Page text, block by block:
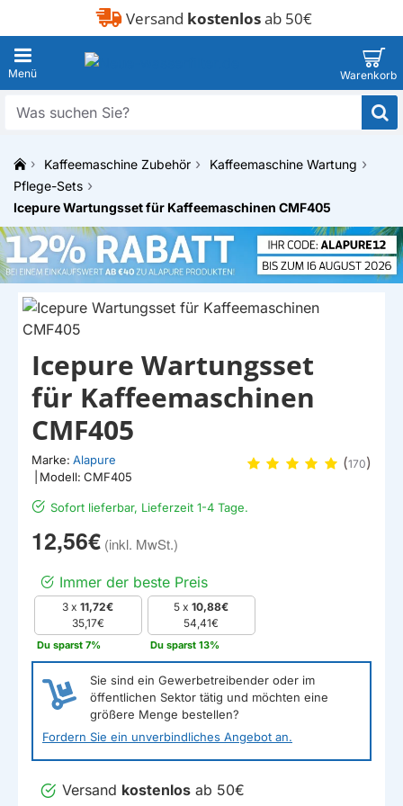
Versand kostenlosab 50€
Was
h
m
e
Kaffeemaschine Zubehör
Kaffeemaschine Wartung
Pflege-Sets
Icepure Wartungsset für Kaffeemaschinen CMF405
EIGENMARKE
Sofort lieferbar, Lieferzeit 1-4 Tage.
Icepure Wartungsset
für Kaffeemaschinen
CMF405
Marke: Alapure
Modell: CMF405
(170)
12,56€
Immer der beste Preis
3 x11,72€
35,17€
Du sparst 7%
5 x10,88€
54,41€
Du sparst 13%
Sie sind ein Gewerbetreibender oder im
öffentlichen Sektor tätig und möchten eine
größere Menge bestellen?
Fordern Sie ein unverbindliches Angebot an.
Versand kostenlos ab 50€